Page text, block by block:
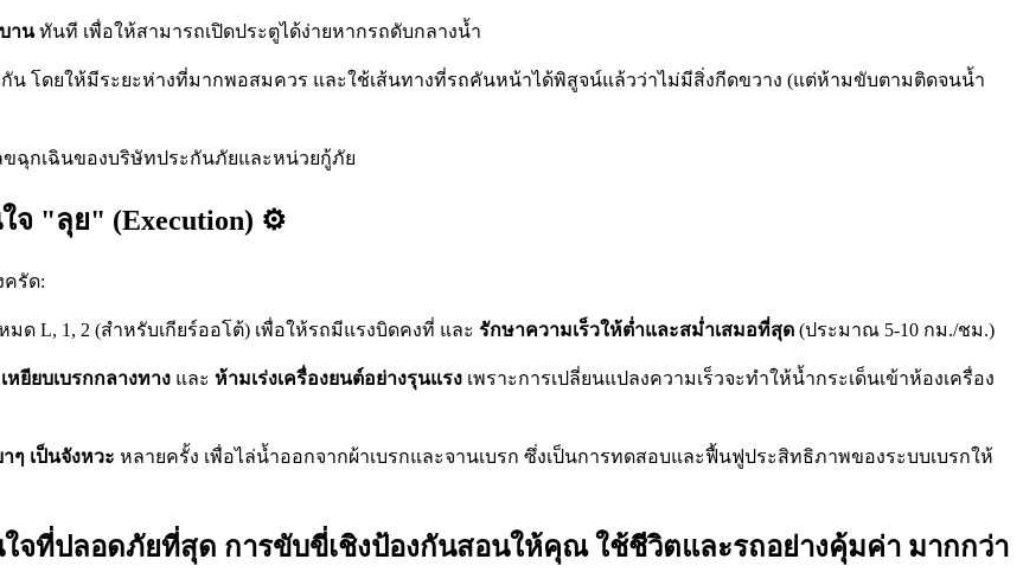
านทันที เพื่อให้สามารถเปิดประตูได้ง่ายหากรถดับกลางน้ำ
น โดยให้มีระยะห่างที่มากพอสมควร และใช้เส้นทางที่รถคันหน้าได้พิสูจน์แล้วว่าไม่มีสิ่งกีดขวาง (แต่ห้ามขับตามติดจนน้ำ
ฉุกเฉินของบริษัทประกันภัยและหน่วยกู้ภัย
จ "ลุย" (Execution) ⚙️
ครัด:
ด L, 1, 2 (สำหรับเกียร์ออโต้) เพื่อให้รถมีแรงบิดคงที่ และ รักษาความเร็วให้ต่ำและสม่ำเสมอที่สุด (ประมาณ 5-10 กม./ชม.)
หยียบเบรกกลางทาง และ ห้ามเร่งเครื่องยนต์อย่างรุนแรง เพราะการเปลี่ยนแปลงความเร็วจะทำให้น้ำกระเด็นเข้าห้องเครื่อง
าๆ เป็นจังหวะ หลายครั้ง เพื่อไล่น้ำออกจากผ้าเบรกและจานเบรก ซึ่งเป็นการทดสอบและฟื้นฟูประสิทธิภาพของระบบเบรกให้
จที่ปลอดภัยที่สุด การขับขี่เชิงป้องกันสอนให้คุณ ใช้ชีวิตและรถอย่างคุ้มค่า มากกว่า